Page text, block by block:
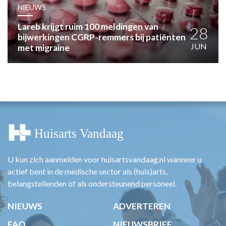
PRAKTIJKZAKEN
TARIEVEN
VPHUISARTSEN
MEDISCHE VAKHANDEL
NIEUWS
Lareb krijgt ruim 100 meldingen van
bijwerkingen CGRP-remmers bij patiënten
met migraine
28
JUN
U kun zich aanmelden voor huisartsvandaag.nl wanneer u
actief bent in de medische sector als (huis)arts,
belangstellenden of als ondersteunend personeel.
NIEUWS
ADVERTEREN